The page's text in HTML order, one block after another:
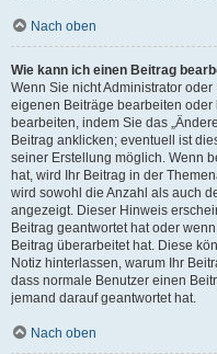
Nach oben
Wie kann ich einen Beitrag
Wenn Sie nicht Administrator
eigenen Beiträge bearbeiten
bearbeiten, indem Sie das
Beitrag anklicken; eventuell ist
seiner Erstellung möglich. Wenn
hat, wird Ihr Beitrag in der
wird sowohl die Anzahl als auch
angezeigt. Dieser Hinweis
Beitrag geantwortet hat oder
Beitrag überarbeitet hat. Diese
Notiz hinterlassen, warum Ihr
dass normale Benutzer einen
jemand darauf geantwortet hat.
Nach oben